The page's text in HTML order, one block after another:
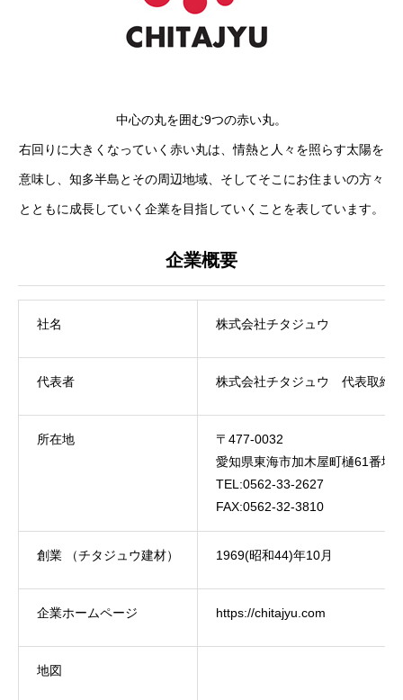
トップ
会社を知る
NEWS 仕事を知る
中心の丸を囲む9つの赤い丸。
右回りに大きくなっていく赤い丸は、情熱と人々を照らす太陽を
意味し、知多半島とその周辺地域、そしてそこにお住まいの方々
とともに成長していく企業を目指していくことを表しています。
企業概要
社名 株式会社チタジュウ
代表者 株式会社チタジュウ 代表取締
所在地
〒477-0032
愛知県東海市加木屋町樋61番地3
TEL:0562-33-2627
FAX:0562-32-3810
創業 （チタジュウ建材） 1969(昭和44)年10月
企業ホームページ https://chitajyu.com
地図